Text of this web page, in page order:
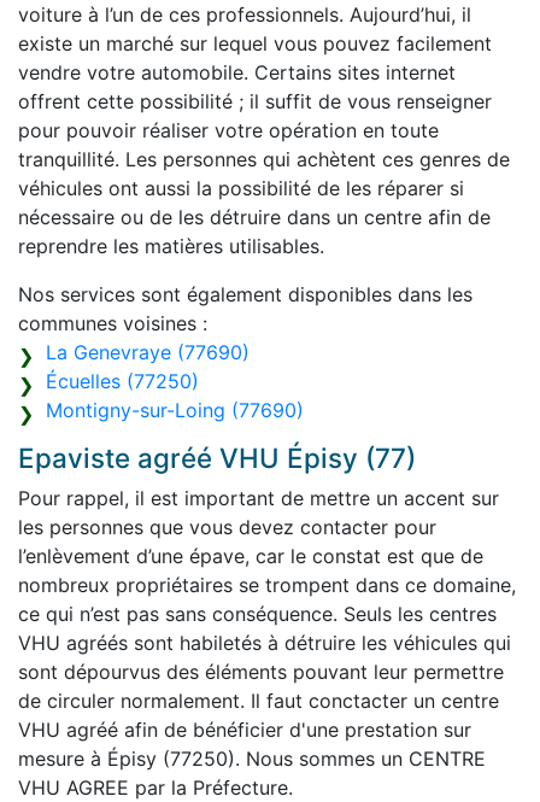
voiture à l’un de ces professionnels. Aujourd’hui, il
existe un marché sur lequel vous pouvez facilement
vendre votre automobile. Certains sites internet
offrent cette possibilité ; il suffit de vous renseigner
pour pouvoir réaliser votre opération en toute
tranquillité. Les personnes qui achètent ces genres de
véhicules ont aussi la possibilité de les réparer si
nécessaire ou de les détruire dans un centre afin de
reprendre les matières utilisables.
Nos services sont également disponibles dans les
communes voisines :
La Genevraye (77690)
Écuelles (77250)
Montigny-sur-Loing (77690)
Epaviste agréé VHU Épisy (77)
Pour rappel, il est important de mettre un accent sur
les personnes que vous devez contacter pour
l’enlèvement d’une épave, car le constat est que de
nombreux propriétaires se trompent dans ce domaine,
ce qui n’est pas sans conséquence. Seuls les centres
VHU agréés sont habiletés à détruire les véhicules qui
sont dépourvus des éléments pouvant leur permettre
de circuler normalement. Il faut conctacter un centre
VHU agréé afin de bénéficier d'une prestation sur
mesure à Épisy (77250). Nous sommes un CENTRE
VHU AGREE par la Préfecture.